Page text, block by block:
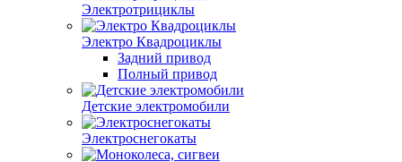
Электротрициклы
Электро Квадроциклы
Задний привод
Полный привод
Детские электромобили
Электроснегокаты